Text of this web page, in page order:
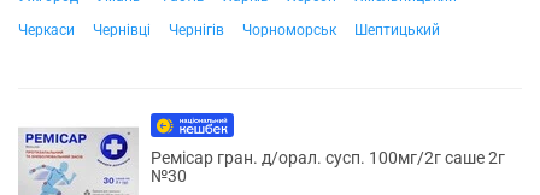
Черкаси
Чернівці Чернігів Чорноморськ Шептицький
Ремісар гран. д/орал. сусп. 100мг/2г саше 2г
№30